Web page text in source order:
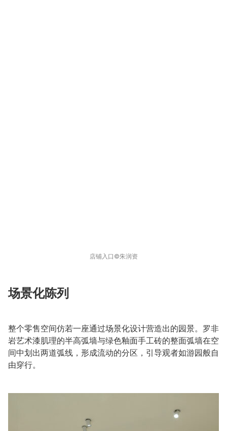
店铺入口©️朱润资
场景化陈列
整个零售空间仿若一座通过场景化设计营造出的园景。罗非
岩艺术漆肌理的半高弧墙与绿色釉面手工砖的整面弧墙在空
间中划出两道弧线，形成流动的分区，引导观者如游园般自
由穿行。